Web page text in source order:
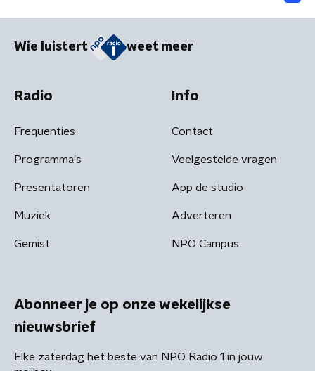
Wie luistert weet meer
Radio
Frequenties
Programma's
Presentatoren
Muziek
Gemist
Info
Contact
Veelgestelde vragen
App de studio
Adverteren
NPO Campus
Abonneer je op onze wekelijkse
nieuwsbrief
Elke zaterdag het beste van NPO Radio 1 in jouw